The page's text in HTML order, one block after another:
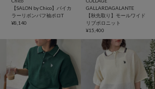
【SALON by Chico】バイカ
ラーリボンパフ袖ポロT
¥8,140
GALLARDAGALANTE
【秋先取り】モールワイド
リブポロニット
¥15,400